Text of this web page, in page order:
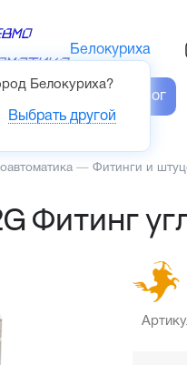
Белокуриха
Белокуриха?
Выбрать другой
Каталог
— Фитинги и
Фитинг